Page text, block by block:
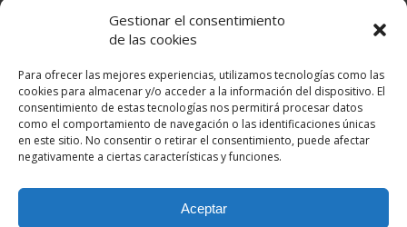
Gestionar el consentimiento
de las cookies
Para ofrecer las mejores experiencias, utilizamos tecnologías como las
cookies para almacenar y/o acceder a la información del dispositivo. El
consentimiento de estas tecnologías nos permitirá procesar datos
como el comportamiento de navegación o las identificaciones únicas
en este sitio. No consentir o retirar el consentimiento, puede afectar
negativamente a ciertas características y funciones.
Aceptar
EJ Calleja Pueyo Seguir
EJ Calleja Pueyo Retuiteado
Imperio Estoico. @imperioestoico 7 Ago
"La paciencia no es pasividad. Es fortaleza en calma."
— Fulton J. Sheen
Esperar con criterio exige mucho más autocontrol que